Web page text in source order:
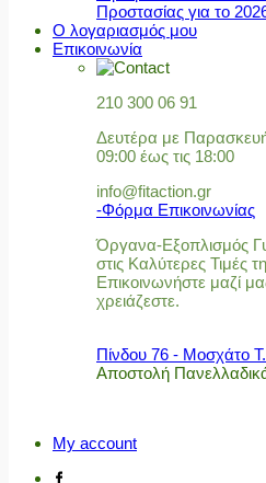
Προστασίας για το
Ο λογαριασμός μου
Επικοινωνία
210 300 06 91
Δευτέρα με
09:00 έως τις 18:00
info@fitaction.gr
-Φόρμα Επικοινωνίας
Όργανα-Εξοπλισμός
στις Καλύτερες Τιμές
Επικοινωνήστε μαζί
χρειάζεστε.
Πίνδου 76 - Μοσχάτο
Αποστολή
My account